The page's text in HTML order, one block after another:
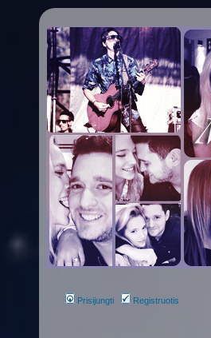
Prisijungti Registruotis